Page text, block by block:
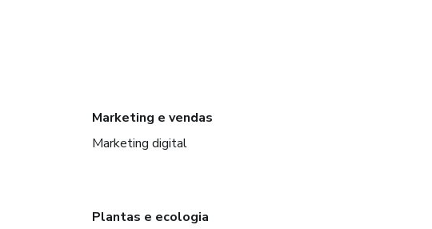
Marketing e vendas
Marketing digital
Plantas e ecologia